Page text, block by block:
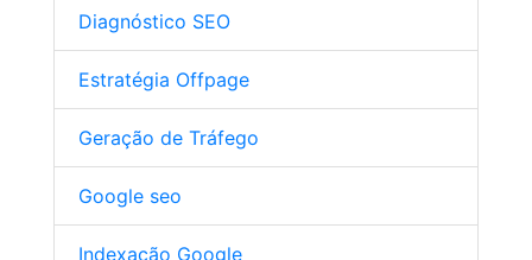
Diagnóstico SEO
Estratégia Offpage
Geração de Tráfego
Google seo
Indexação Google